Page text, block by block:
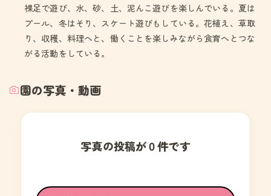
裸足で遊び、水、砂、土、泥んこ遊びを楽しんでいる。夏は
プール、冬はそり、スケート遊びもしている。花植え、草取
り、収穫、料理へと、働くことを楽しみながら食育へとつな
がる活動をしている。
園の写真・動画
写真の投稿が０件です